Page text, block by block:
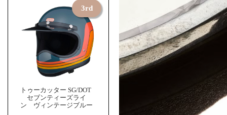
トゥーカッター SG/DOT
セブンティーズライ
ン ヴィンテージブルー